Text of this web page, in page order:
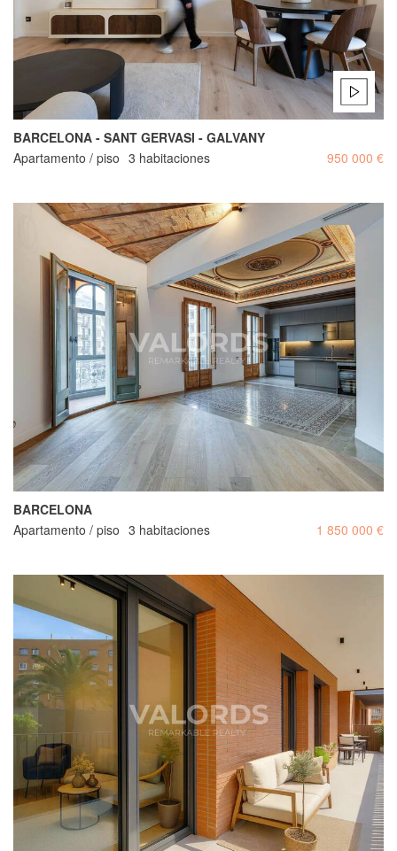
BARCELONA - SANT GERVASI - GALVANY
Apartamento / piso 3 habitaciones 950 000 €
BARCELONA
Apartamento / piso 3 habitaciones 1 850 000 €